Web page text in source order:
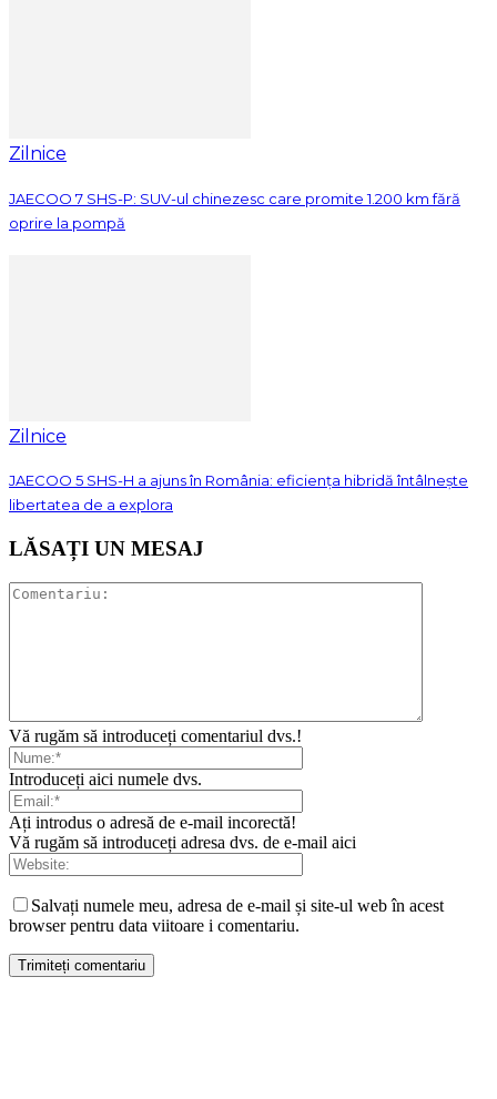
Zilnice
JAECOO 7 SHS-P: SUV-ul chinezesc care promite 1.200 km fără
oprire la pompă
Zilnice
JAECOO 5 SHS-H a ajuns în România: eficiența hibridă întâlnește
libertatea de a explora
LĂSAȚI UN MESAJ
Vă rugăm să introduceți comentariul dvs.!
Introduceți aici numele dvs.
Ați introdus o adresă de e-mail incorectă!
Vă rugăm să introduceți adresa dvs. de e-mail aici
Salvați numele meu, adresa de e-mail și site-ul web în acest
browser pentru data viitoare i comentariu.